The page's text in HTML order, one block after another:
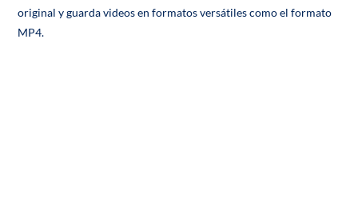
original y guarda videos en formatos versátiles como el formato
MP4.